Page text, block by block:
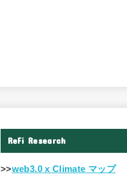
ReFi Research
>>web3.0 x Climate マップ